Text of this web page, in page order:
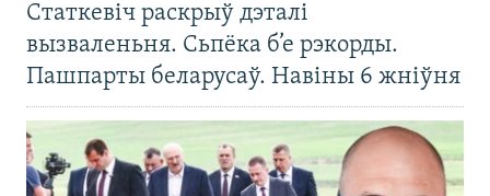
Статкевіч раскрыў дэталі
вызваленьня. Сьпёка б’е рэкорды.
Пашпарты беларусаў. Навіны 6 жніўня